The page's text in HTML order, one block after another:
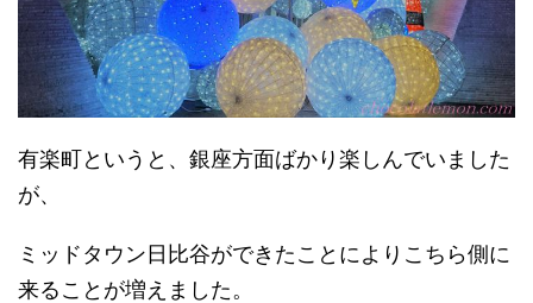
有楽町というと、銀座方面ばかり楽しんでいました
が、
ミッドタウン日比谷ができたことによりこちら側に
来ることが増えました。